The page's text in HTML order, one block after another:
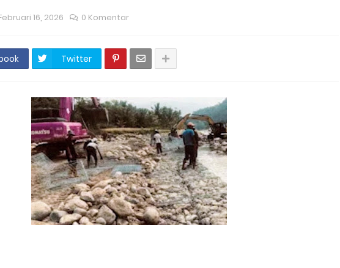
16, 2026 0 Komentar
Twitter